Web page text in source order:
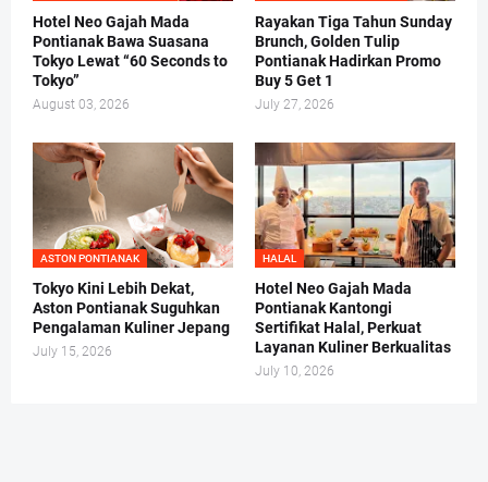
Hotel Neo Gajah Mada
Pontianak Bawa Suasana
Tokyo Lewat “60 Seconds to
Tokyo”
August 03, 2026
Rayakan Tiga Tahun Sunday
Brunch, Golden Tulip
Pontianak Hadirkan Promo
Buy 5 Get 1
July 27, 2026
ASTON PONTIANAK
Tokyo Kini Lebih Dekat,
Aston Pontianak Suguhkan
Pengalaman Kuliner Jepang
July 15, 2026
HALAL
Hotel Neo Gajah Mada
Pontianak Kantongi
Sertifikat Halal, Perkuat
Layanan Kuliner Berkualitas
July 10, 2026